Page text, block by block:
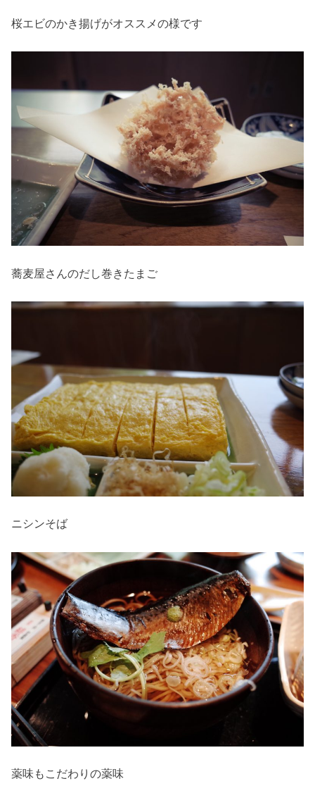
桜エビのかき揚げがオススメの様です
蕎麦屋さんのだし巻きたまご
ニシンそば
薬味もこだわりの薬味